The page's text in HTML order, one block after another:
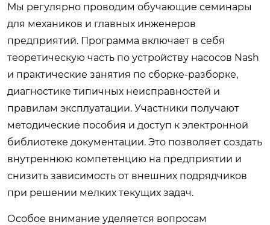
Мы регулярно проводим обучающие семинары
для механиков и главных инженеров
предприятий. Программа включает в себя
теоретическую часть по устройству насосов Nash
и практические занятия по сборке-разборке,
диагностике типичных неисправностей и
правилам эксплуатации. Участники получают
методические пособия и доступ к электронной
библиотеке документации. Это позволяет создать
внутреннюю компетенцию на предприятии и
снизить зависимость от внешних подрядчиков
при решении мелких текущих задач.
Особое внимание уделяется вопросам